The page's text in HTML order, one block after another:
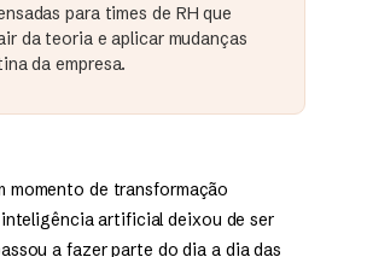
para times de RH que
da teoria e aplicar mudanças
da empresa.
momento de transformação
artificial deixou de ser
a fazer parte do dia a dia das